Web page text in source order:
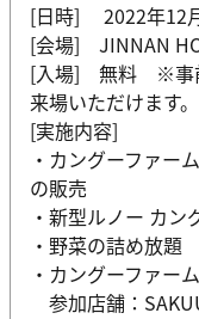
[日時] 2022年12
[会場] JINNAN
[入場] 無料 ※事前
来場いただけます。
[実施内容]
・カングーファー
の販売
・新型ルノー カン
・野菜の詰め放題
・カングーファー
参加店舗：